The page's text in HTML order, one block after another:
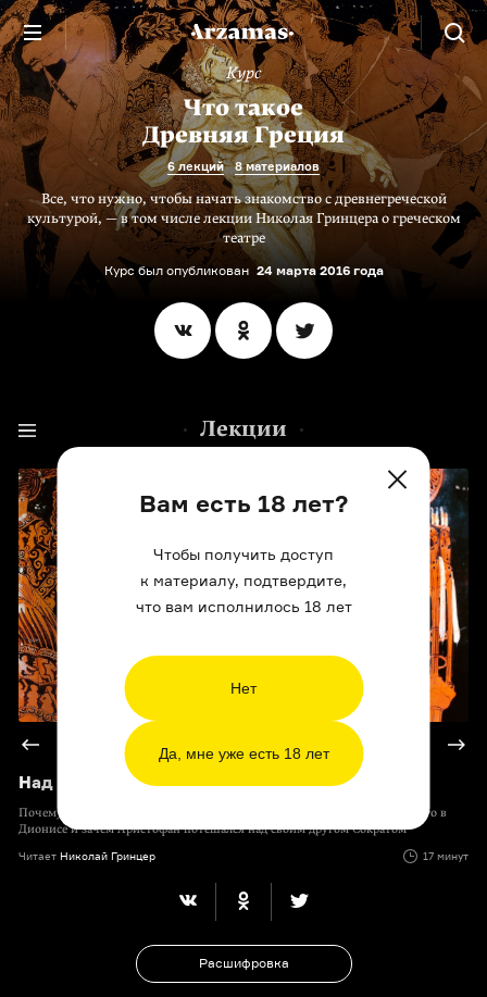
Курс
Что такое
Древняя Греция
6 лекций 8 материалов
Все, что нужно, чтобы начать знакомство с древнегреческой
культурой, — в том числе лекции Николая Гринцера о греческом
театре
Курс был опубликован 24 марта 2016 года
Лекции
Вам есть 18 лет?
Чтобы получить доступ
к материалу, подтвердите,
что вам исполнилось 18 лет
Нет
Да, мне уже есть 18 лет
Над кем смеется греческая комедия (18+)
Почему комедиографы не боялись высмеивать политиков, что смешного в
Дионисе и зачем Аристофан потешался над своим другом Сократом
Читает Николай Гринцер 17 минут
Расшифровка